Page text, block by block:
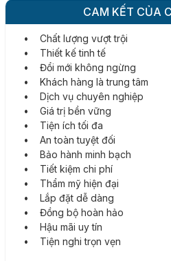
CAM KẾT CỦA
• Chất lượng vượt trội
• Thiết kế tinh tế
• Đổi mới không ngừng
• Khách hàng là trung tâm
• Dịch vụ chuyên nghiệp
• Giá trị bền vững
• Tiện ích tối đa
• An toàn tuyệt đối
• Bảo hành minh bạch
• Tiết kiệm chi phí
• Thẩm mỹ hiện đại
• Lắp đặt dễ dàng
• Đồng bộ hoàn hảo
• Hậu mãi uy tín
• Tiện nghi trọn vẹn